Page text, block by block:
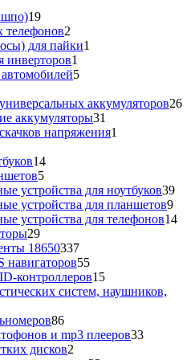
1919
товаров
телефонов2
товара
для пайки1
инверторов1
товар
55
товар
аккумуляторов2626
аккумуляторы31
товар
напряжения1
1414
55
товаров
устройства для ноутбуков3939
устройства для планшетов99
устройства для телефонов1414
2929
товаров
18650337337
товаров
навигаторов5555
товаров
контроллеров1515
товаров
систем, наушников,
8686
товаров
и mp3 плееров3333
дисков2